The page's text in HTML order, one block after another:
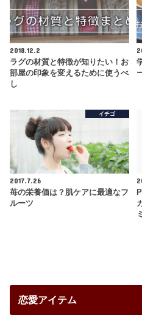
2018.12.2
ラグの材質と特徴が知りたい！お
部屋の印象を変えるために使うべ
し
イチゴ
2017.7.26
苺の栄養価は？肌ケアに最適なフ
ルーツ
恋愛アイテム